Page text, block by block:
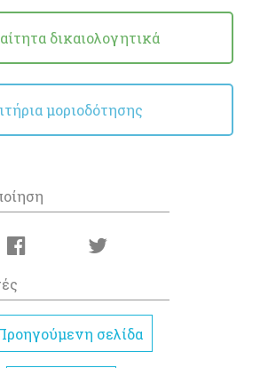
δικαιολογητικά
μοριοδότησης
σελίδα